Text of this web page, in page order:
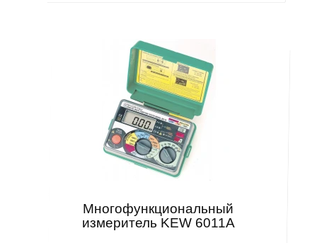
Многофункциональный
измеритель KEW 6011A